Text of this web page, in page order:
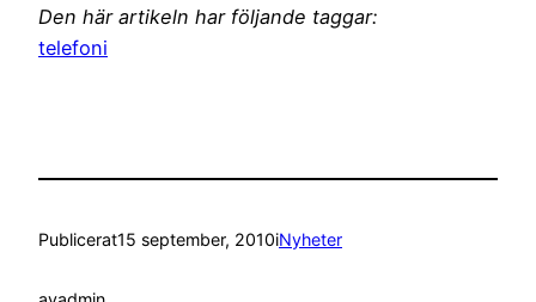
Den här artikeln har följande taggar:
telefoni
Publicerat15 september, 2010iNyheter